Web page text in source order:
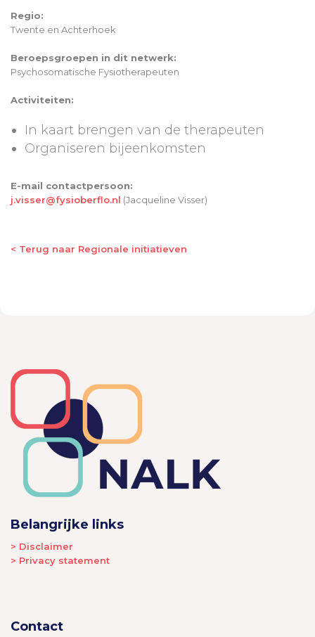
Regio:
Twente en Achterhoek
Beroepsgroepen in dit netwerk:
Psychosomatische Fysiotherapeuten
Activiteiten:
In kaart brengen van de therapeuten
Organiseren bijeenkomsten
E-mail contactpersoon:
j.visser@fysioberflo.nl (Jacqueline Visser)
< Terug naar Regionale initiatieven
Belangrijke links
> Disclaimer
> Privacy statement
Contact